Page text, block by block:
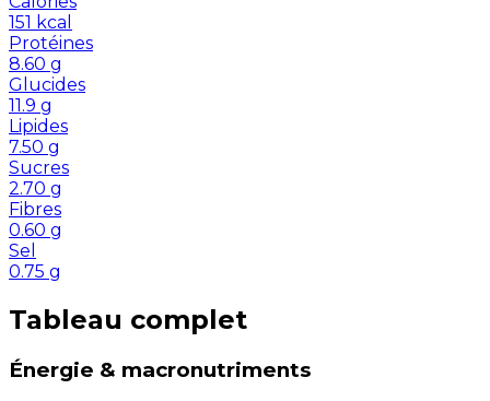
151 kcal
Protéines
8.60 g
Glucides
11.9 g
Lipides
7.50 g
Sucres
2.70 g
Fibres
0.60 g
Sel
0.75 g
Tableau complet
Énergie & macronutriments